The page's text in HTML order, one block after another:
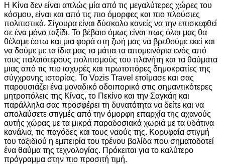
Η Κίνα δεν είναι απλώς μία από τις μεγαλύτερες χώρες του
κόσμου, είναι και από τις πιο όμορφες και πιο πλούσιες
πολιτιστικά. Σίγουρα είναι δύσκολο κανείς να την επισκεφθεί
σε ένα μόνο ταξίδι. Το βέβαιο όμως είναι πως όλοι μας θα
θέλαμε έστω και μια φορά στη ζωή μας να βρεθούμε εκεί και
να δούμε με τα ίδια μας τα μάτια τα απομεινάρια ενός από
τους παλαιότερους πολιτισμούς του πλανήτη και τα θαύματα
μιας από τις πιο ισχυρές και πρωτοπόρες δημοκρατίες της
σύγχρονης ιστορίας. Το Vozis Travel ετοίμασε και σας
παρουσιάζει ένα μοναδικό οδοιπορικό στις σημαντικότερες
μητροπόλεις της Κίνας, το Πεκίνο και την Σαγκάη και
παράλληλα σας προσφέρει τη δυνατότητα να δείτε και να
απολαύσετε στιγμές από την όμορφη επαρχία της αχανούς
αυτής χώρας με τα μικρά παραδοσιακά χωριά με τα υδάτινα
κανάλια, τις παγόδες και τους ναούς της. Κορυφαία στιγμή
του ταξιδιού η εμπειρία του τρένου βολίδα που σηματοδοτεί
ένα θαύμα της τεχνολογίας. Πρόκειται για το καλύτερο
πρόγραμμα στην πιο προσιτή τιμή.